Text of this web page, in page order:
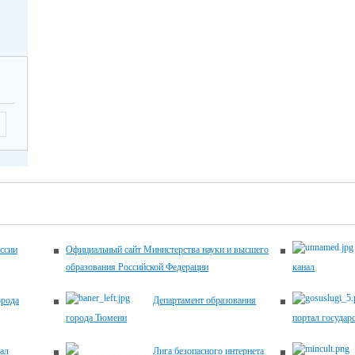
Александровна,
заместитель
Официальный сайт Министерства науки и высшего
образования Российской Федерации
канал
Департамент образования
города Тюмени
портал
Лига безопасного интернета